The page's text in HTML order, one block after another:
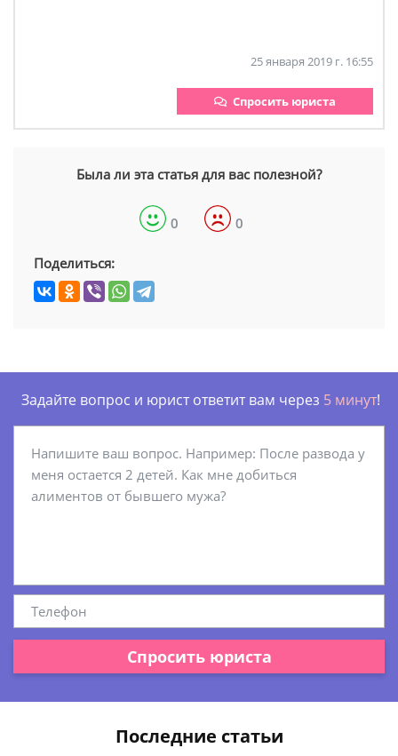
25 января 2019 г. 16:55
Спросить юриста
Была ли эта статья для вас полезной?
0 0
Поделиться:
Задайте вопрос и юрист ответит вам через 5 минут!
Спросить юриста
Последние статьи